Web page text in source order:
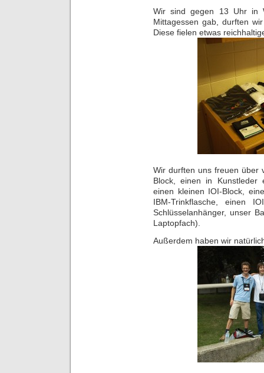
Wir sind gegen 13 Uhr in
Mittagessen gab, durften
Diese fielen etwas
Wir durften uns freuen über
Block, einen in Kunstleder
einen kleinen IOI-Block,
IBM-Trinkflasche, einen
Schlüsselanhänger, unser
Laptopfach).
Außerdem haben wir